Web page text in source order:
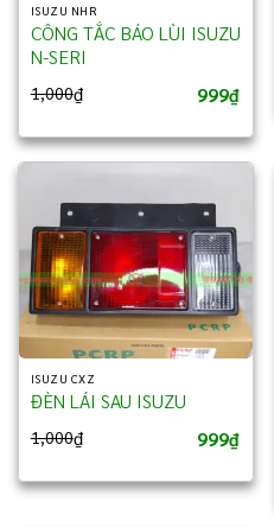
ISUZU NHR
CÔNG TẮC BÁO LÙI ISUZU
N-SERI
1,000₫ 999₫
ISUZU CXZ
ĐÈN LÁI SAU ISUZU
1,000₫ 999₫